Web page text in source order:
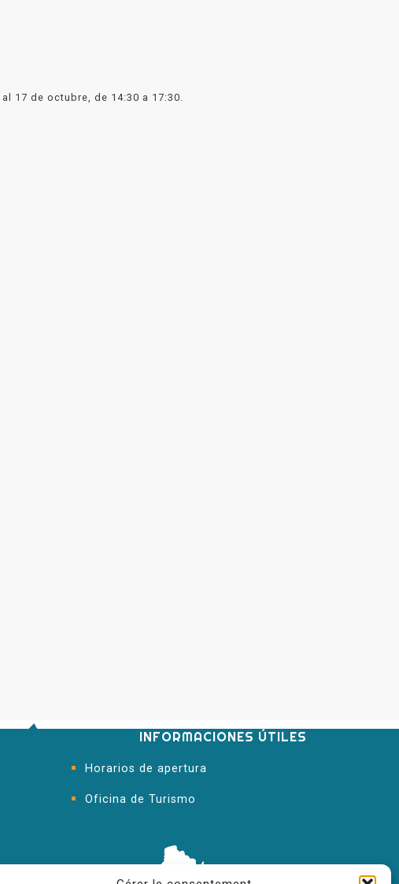
17 de octubre, de 14:30 a 17:30.
INFORMACIONES ÚTILES
Horarios de apertura
Oficina de Turismo